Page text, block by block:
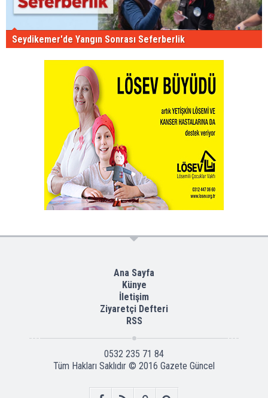
Seydikemer'de Yangın Sonrası Seferberlik
Ana Sayfa
Künye
İletişim
Ziyaretçi Defteri
RSS
0532 235 71 84
Tüm Hakları Saklıdır © 2016 Gazete Güncel